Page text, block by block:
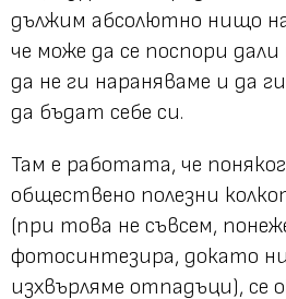
дължим абсолютно нищо
че може да се поспори
да не ги нараняваме и да
да бъдат себе си.
Там е работата, че
обществено полезни
(при това не съвсем,
фотосинтезира, докато
изхвърляме отпадъци), се